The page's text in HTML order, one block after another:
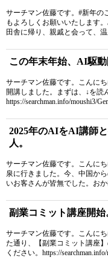
サーチマン佐藤です。#新年の
もよろしくお願いいたします
田舎に帰り、親戚と会って、
この年末年始、AI駆動
サーチマン佐藤です。こんに
開講しました。まずは、↓を読
https://searchman.info/moushi3/
2025年のAIをAI講師
人。
サーチマン佐藤です。こんに
泉に行きました。今、中国か
いお客さんが皆無でした。お
副業コミット講座開
サーチマン佐藤です。こんに
た通り、【副業コミット講座
ください。https://searchman.info/